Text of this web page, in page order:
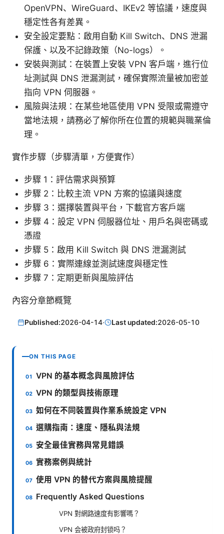
OpenVPN、WireGuard、IKEv2 等協議，速度與
穩定性各有差異。
安全設定要點：啟用自動 Kill Switch、DNS 泄漏
保護、以及不記錄政策（No-logs）。
安裝與測試：在裝置上安裝 VPN 客戶端，進行位
址測試與 DNS 泄漏測試，確保實際流量被加密並
指向 VPN 伺服器。
風險與法規：在某些地區使用 VPN 受限或需遵守
當地法規，請務必了解你所在位置的規範與職業倫
理。
實作步驟（步驟清單，方便實作）
步驟 1：評估需求與預算
步驟 2：比較主流 VPN 方案的協議與速度
步驟 3：選擇裝置與平台，下載官方客戶端
步驟 4：設定 VPN 伺服器位址、用戶名與密碼或
憑證
步驟 5：啟用 Kill Switch 與 DNS 泄漏測試
步驟 6：實際連線並測試速度與穩定性
步驟 7：定期更新與風險評估
內容分章節概覽
Published:2026-04-14· Last updated:2026-05-10
ON THIS PAGE
VPN 的基本概念與風險評估
VPN 的類型與技術原理
如何在不同裝置與作業系統設定 VPN
選購指南：速度、隱私與法規
安全最佳實務與常見錯誤
實務案例與統計
使用 VPN 的替代方案與風險提醒
Frequently Asked Questions
VPN 對網路速度有影響嗎？
VPN 会被政府封锁吗？